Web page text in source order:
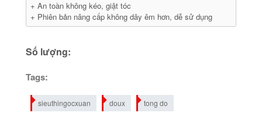
+ An toàn không kéo, giật tóc
+ Phiên bản nâng cấp không dây êm hơn, dễ sử dụng
Số lượng:
Tags:
sieuthingocxuan doux tong do